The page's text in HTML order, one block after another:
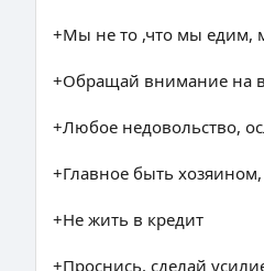
+Мы не то ,что мы едим,
+Обращай внимание на
+Любое недовольство,
+Главное быть хозяином,
+Не жить в кредит
+Проснись. сделай